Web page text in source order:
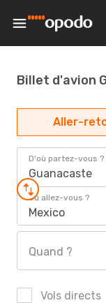
Billet d'avion
Aller-
D'où partez-vous ?
Guanacaste
Où allez-vous ?
Mexico
Quand ?
Vols directs